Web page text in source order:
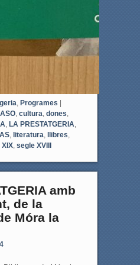
, Programes
, cultura, dones,
, LA PRESTATGERIA,
, literatura, llibres,
XIX, segle XVIII
amb
de la
Móra la